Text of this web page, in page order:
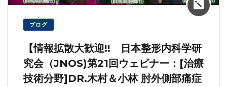
ブログ
【情報拡散大歓迎!! 日本整形内科学研
究会（JNOS)第21回ウェビナー：[治療
技術分野]DR.木村＆小林 肘外側部痛症